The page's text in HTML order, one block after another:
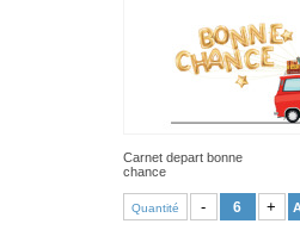
Carnet depart bonne
chance
Quantité - +